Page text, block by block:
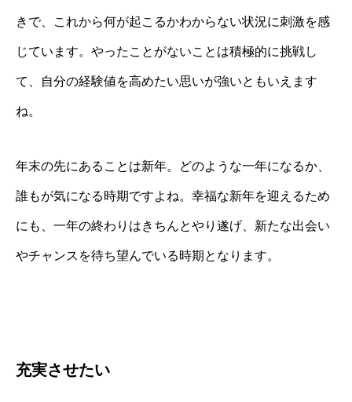
きで、これから何が起こるかわからない状況に刺激を感
じています。やったことがないことは積極的に挑戦し
て、自分の経験値を高めたい思いが強いともいえます
ね。
年末の先にあることは新年。どのような一年になるか、
誰もが気になる時期ですよね。幸福な新年を迎えるため
にも、一年の終わりはきちんとやり遂げ、新たな出会い
やチャンスを待ち望んでいる時期となります。
充実させたい